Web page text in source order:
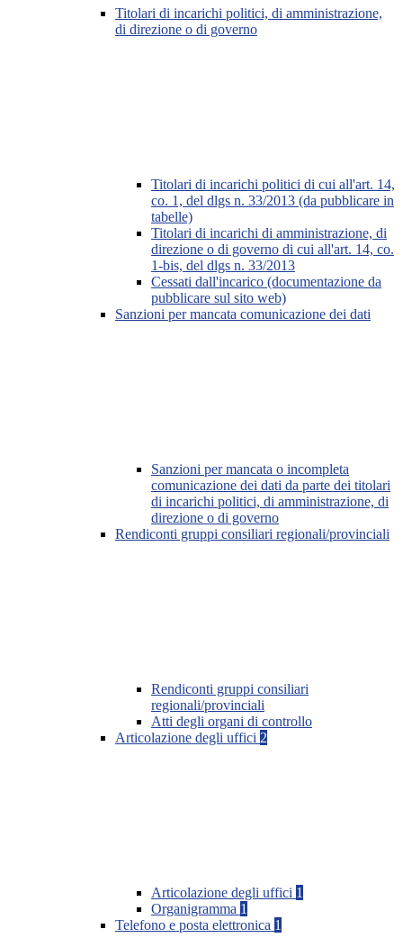
Titolari di incarichi politici, di amministrazione,
di direzione o di governo
Titolari di incarichi politici di cui all'art. 14,
co. 1, del dlgs n. 33/2013 (da pubblicare in
tabelle)
Titolari di incarichi di amministrazione, di
direzione o di governo di cui all'art. 14, co.
1-bis, del dlgs n. 33/2013
Cessati dall'incarico (documentazione da
pubblicare sul sito web)
Sanzioni per mancata comunicazione dei dati
Sanzioni per mancata o incompleta
comunicazione dei dati da parte dei titolari
di incarichi politici, di amministrazione, di
direzione o di governo
Rendiconti gruppi consiliari regionali/provinciali
Rendiconti gruppi consiliari
regionali/provinciali
Atti degli organi di controllo
Articolazione degli uffici 2
Articolazione degli uffici 1
Organigramma 1
Telefono e posta elettronica 1